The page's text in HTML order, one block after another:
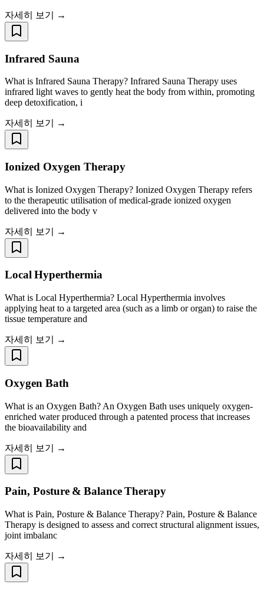
자세히 보기 →
Infrared Sauna
What is Infrared Sauna Therapy? Infrared Sauna Therapy uses
infrared light waves to gently heat the body from within, promoting
deep detoxification, i
자세히 보기 →
Ionized Oxygen Therapy
What is Ionized Oxygen Therapy? Ionized Oxygen Therapy refers
to the therapeutic utilisation of medical-grade ionized oxygen
delivered into the body v
자세히 보기 →
Local Hyperthermia
What is Local Hyperthermia? Local Hyperthermia involves
applying heat to a targeted area (such as a limb or organ) to raise the
tissue temperature and
자세히 보기 →
Oxygen Bath
What is an Oxygen Bath? An Oxygen Bath uses uniquely oxygen-
enriched water produced through a patented process that increases
the bioavailability and
자세히 보기 →
Pain, Posture & Balance Therapy
What is Pain, Posture & Balance Therapy? Pain, Posture & Balance
Therapy is designed to assess and correct structural alignment issues,
joint imbalanc
자세히 보기 →